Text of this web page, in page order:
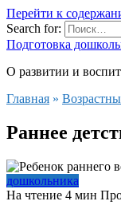
Перейти к
Search for:
Подготовка
О развитии и
Главная »
Раннее
дошкольника
На чтение 4 мин